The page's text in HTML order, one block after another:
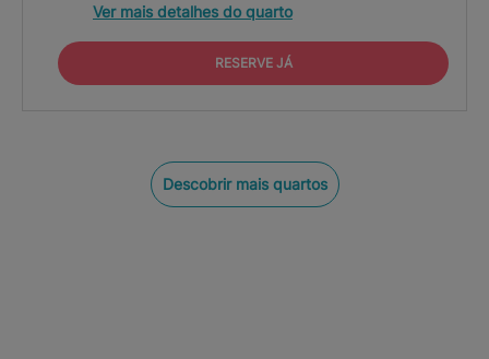
Ver mais detalhes do quarto
RESERVE JÁ
Descobrir mais quartos